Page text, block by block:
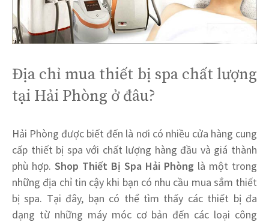
Địa chỉ mua thiết bị spa chất lượng
tại Hải Phòng ở đâu?
Hải Phòng được biết đến là nơi có nhiều cửa hàng cung
cấp thiết bị spa với chất lượng hàng đầu và giá thành
phù hợp. Shop Thiết Bị Spa Hải Phòng là một trong
những địa chỉ tin cậy khi bạn có nhu cầu mua sắm thiết
bị spa. Tại đây, bạn có thể tìm thấy các thiết bị đa
dạng từ những máy móc cơ bản đến các loại công